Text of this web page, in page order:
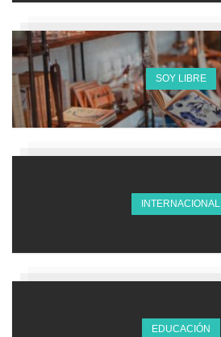
SOY LIBRE
INTERNACIONAL
EDUCACIÓN